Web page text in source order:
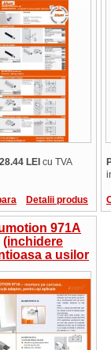
balamalelor
LEI cu TVA
Detalii produs
971A
(inchidere
a usilor
mobilier) cu
montare pe
carcasa